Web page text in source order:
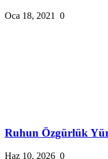
Oca 18, 2021 0
Ruhun Özgürlük
Haz 10, 2026 0